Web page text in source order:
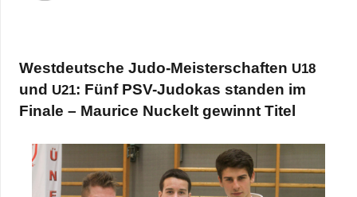
West­deut­sche Judo-Meis­ter­schaf­ten U18
und U21: Fünf PSV-Judo­kas stan­den im
Finale – Mau­rice Nuckelt gewinnt Titel